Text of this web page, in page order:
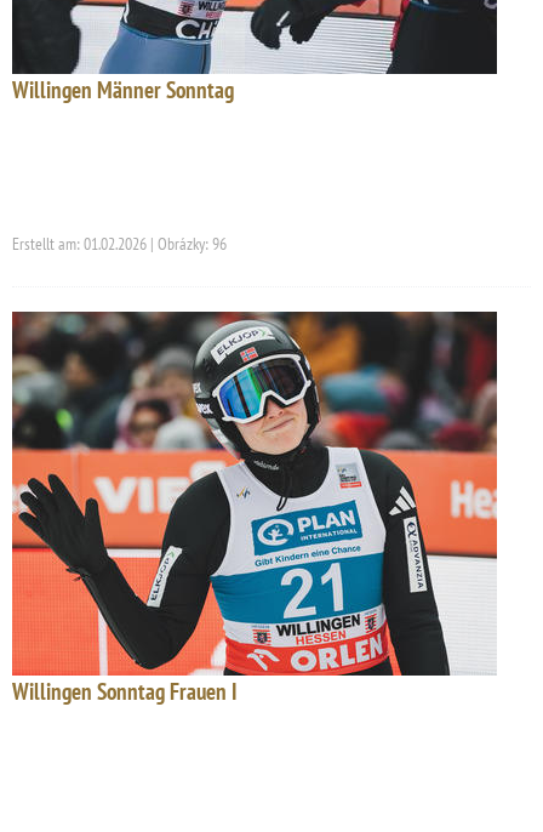
Willingen Männer Sonntag
Erstellt am: 01.02.2026 | Obrázky: 96
Willingen Sonntag Frauen I